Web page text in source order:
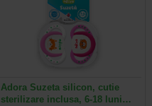
Adora Suzeta silicon, cutie
sterilizare inclusa, 6-18 luni…